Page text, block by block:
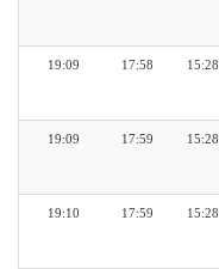
15:28
17:58
19:09
15:28
17:59
19:09
15:28
17:59
19:10